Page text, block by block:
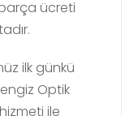
ücreti
ilk günkü
Optik
ile